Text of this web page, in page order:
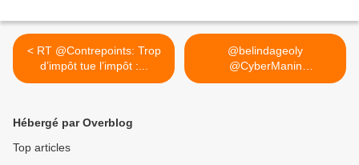
< RT @Contrepoints: Trop
d’impôt tue l’impôt :...
@belindageoly
@CyberManin
@Zeppajacky ils ont... >
Hébergé par Overblog
Top articles